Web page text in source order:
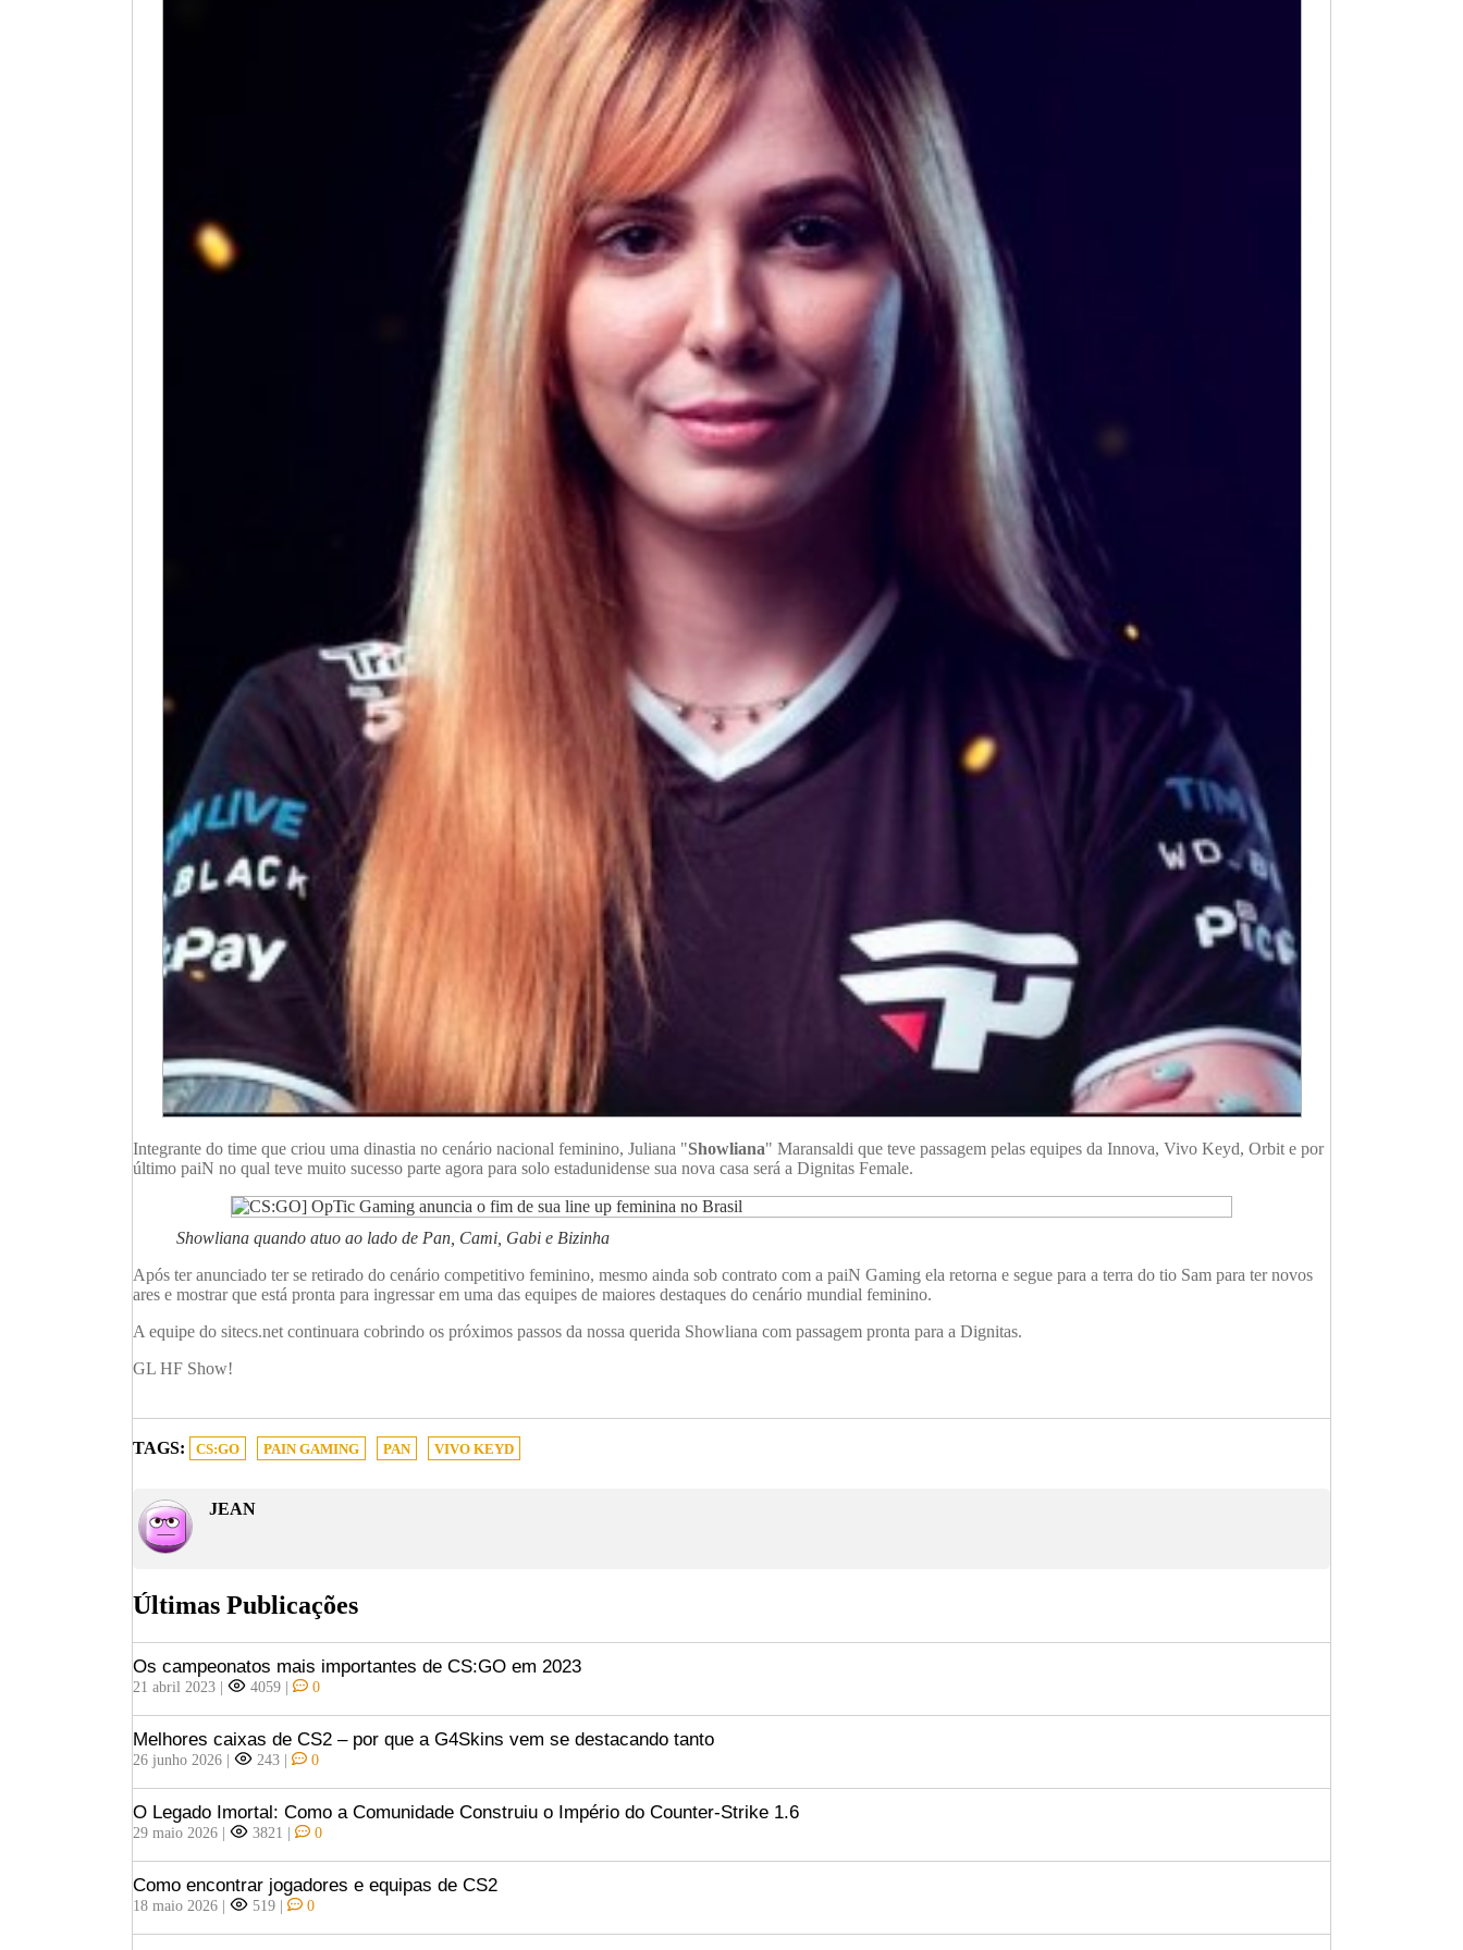
Integrante do time que criou uma dinastia no cenário nacional feminino, Juliana "Showliana" Maransaldi que teve passagem pelas equipes da Innova, Vivo Keyd, Orbit e por
último paiN no qual teve muito sucesso parte agora para solo estadunidense sua nova casa será a Dignitas Female.
Showliana quando atuo ao lado de Pan, Cami, Gabi e Bizinha
Após ter anunciado ter se retirado do cenário competitivo feminino, mesmo ainda sob contrato com a paiN Gaming ela retorna e segue para a terra do tio Sam para ter novos
ares e mostrar que está pronta para ingressar em uma das equipes de maiores destaques do cenário mundial feminino.
A equipe do sitecs.net continuara cobrindo os próximos passos da nossa querida Showliana com passagem pronta para a Dignitas.
GL HF Show!
TAGS: CS:GO PAIN GAMING PAN VIVO KEYD
JEAN
Últimas Publicações
Os campeonatos mais importantes de CS:GO em 2023
21 abril 2023 | 4059 | 0
Melhores caixas de CS2 – por que a G4Skins vem se destacando tanto
26 junho 2026 | 243 | 0
O Legado Imortal: Como a Comunidade Construiu o Império do Counter-Strike 1.6
29 maio 2026 | 3821 | 0
Como encontrar jogadores e equipas de CS2
18 maio 2026 | 519 | 0